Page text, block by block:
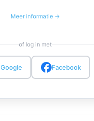
Meer informatie →
of log in met
Google Facebook